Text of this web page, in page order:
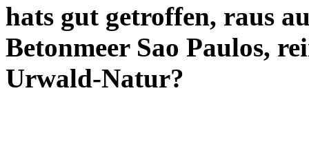
hats gut getroffen, raus
Betonmeer Sao Paulos,
Urwald-Natur?